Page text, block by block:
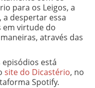
para os Leigos, a
a despertar essa
em virtude do
através das
está
site do Dicastério, no
Spotify.